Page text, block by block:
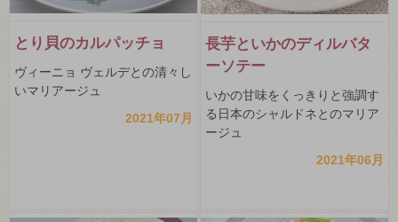
とり貝のカルパッチョ
ヴィーニョ ヴェルデとの清々し
いマリアージュ
2021年07月
長芋といかのディルバタ
ーソテー
いかの甘味をくっきりと強調す
る日本のシャルドネとのマリア
ージュ
2021年06月